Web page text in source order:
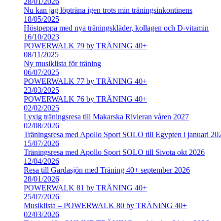
Nu kan jag löpträna igen trots min träningsinkontinens
18/05/2025
Höstpeppa med nya träningskläder, kollagen och D-vitamin
16/10/2023
POWERWALK 79 by TRÄNING 40+
08/11/2025
Ny musiklista för träning
06/07/2025
POWERWALK 77 by TRÄNING 40+
23/03/2025
POWERWALK 76 by TRÄNING 40+
02/02/2025
Lyxig träningsresa till Makarska Rivieran våren 2027
02/08/2026
Träningsresa med Apollo Sport SOLO till Egypten i januari
15/07/2026
Träningsresa med Apollo Sport SOLO till Sivota okt 2026
12/04/2026
Resa till Gardasjön med Träning 40+ september 2026
28/01/2026
POWERWALK 81 by TRÄNING 40+
25/07/2026
Musiklista – POWERWALK 80 by TRÄNING 40+
02/03/2026